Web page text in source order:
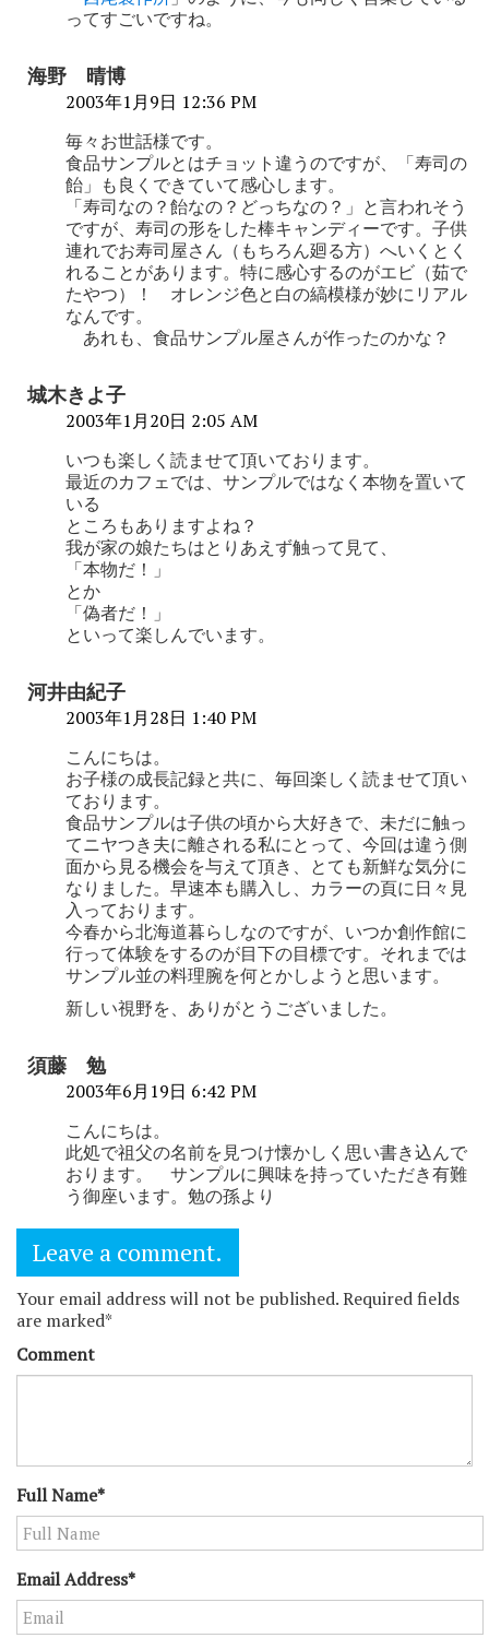
ってすごいですね。
海野 晴博
2003年1月9日 12:36 PM
毎々お世話様です。
食品サンプルとはチョット違うのですが、「寿司の
飴」も良くできていて感心します。
「寿司なの？飴なの？どっちなの？」と言われそう
ですが、寿司の形をした棒キャンディーです。子供
連れでお寿司屋さん（もちろん廻る方）へいくとく
れることがあります。特に感心するのがエビ（茹で
たやつ）！ オレンジ色と白の縞模様が妙にリアル
なんです。
あれも、食品サンプル屋さんが作ったのかな？
城木きよ子
2003年1月20日 2:05 AM
いつも楽しく読ませて頂いております。
最近のカフェでは、サンプルではなく本物を置いて
いる
ところもありますよね？
我が家の娘たちはとりあえず触って見て、
「本物だ！」
とか
「偽者だ！」
といって楽しんでいます。
河井由紀子
2003年1月28日 1:40 PM
こんにちは。
お子様の成長記録と共に、毎回楽しく読ませて頂い
ております。
食品サンプルは子供の頃から大好きで、未だに触っ
てニヤつき夫に離される私にとって、今回は違う側
面から見る機会を与えて頂き、とても新鮮な気分に
なりました。早速本も購入し、カラーの頁に日々見
入っております。
今春から北海道暮らしなのですが、いつか創作館に
行って体験をするのが目下の目標です。それまでは
サンプル並の料理腕を何とかしようと思います。
新しい視野を、ありがとうございました。
須藤 勉
2003年6月19日 6:42 PM
こんにちは。
此処で祖父の名前を見つけ懐かしく思い書き込んで
おります。 サンプルに興味を持っていただき有難
う御座います。勉の孫より
Leave a comment.
Your email address will not be published. Required fields
are marked*
Comment
Full Name*
Email Address*